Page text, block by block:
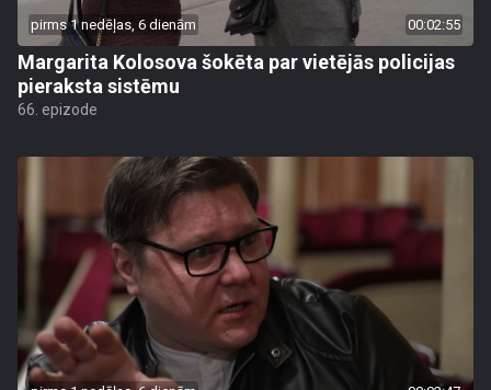
pirms 1 nedēļas, 6 dienām 00:02:55
Margarita Kolosova šokēta par vietējās policijas
pieraksta sistēmu
66. epizode